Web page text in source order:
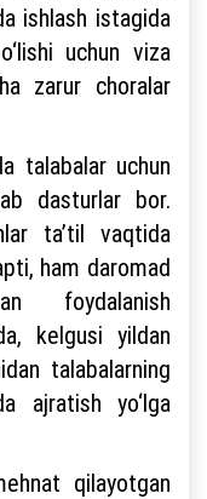
ishlash istagida
uchun viza
zarur choralar
talabalar uchun
dasturlar bor.
ta’til vaqtida
ham daromad
foydalanish
kelgusi yildan
talabalarning
ajratish yo‘lga
qilayotgan